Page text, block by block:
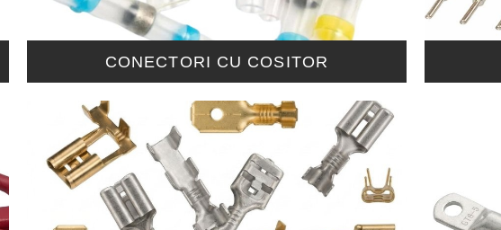
CONECTORI CU COSITOR